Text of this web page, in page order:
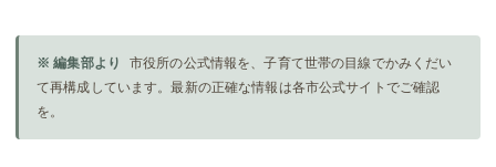
※ 編集部より
市役所の公式情報を、子育て世帯の目線でかみくだい
て再構成しています。最新の正確な情報は各市公式サイトでご確認
を。